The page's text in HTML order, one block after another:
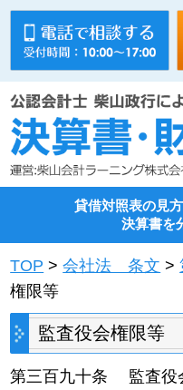
貸借対照表の見
決算書を
TOP >会社法 条文 >
権限等
監査役会権限等
第三百九十条 監査役